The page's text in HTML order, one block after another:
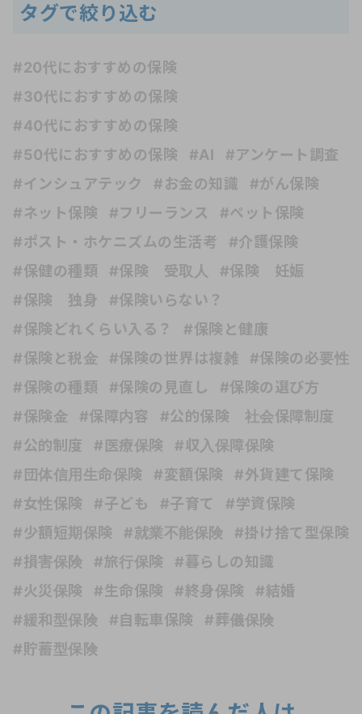
タグで絞り込む
#20代におすすめの保険
#30代におすすめの保険
#40代におすすめの保険
#50代におすすめの保険
#AI
#アンケート調査
#インシュアテック
#お金の知識
#がん保険
#ネット保険
#フリーランス
#ペット保険
#ポスト・ホケニズムの生活考
#介護保険
#保健の種類
#保険 受取人
#保険 妊娠
#保険 独身
#保険いらない？
#保険どれくらい入る？
#保険と健康
#保険と税金
#保険の世界は複雑
#保険の必要性
#保険の種類
#保険の見直し
#保険の選び方
#保険金
#保障内容
#公的保険 社会保障制度
#公的制度
#医療保険
#収入保障保険
#団体信用生命保険
#変額保険
#外貨建て保険
#女性保険
#子ども #子育て
#学資保険
#少額短期保険
#就業不能保険
#掛け捨て型保険
#損害保険
#旅行保険
#暮らしの知識
#火災保険
#生命保険 #終身保険
#結婚
#緩和型保険
#自転車保険
#葬儀保険
#貯蓄型保険